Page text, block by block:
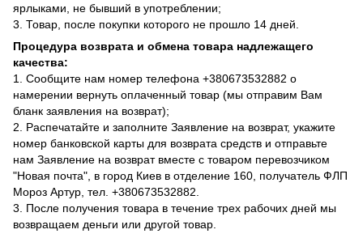
ярлыками, не бывший в употреблении;
3. Товар, после покупки которого не прошло 14 дней.
Процедура возврата и обмена товара надлежащего
качества:
1. Сообщите нам номер телефона +380673532882 о
намерении вернуть оплаченный товар (мы отправим Вам
бланк заявления на возврат);
2. Распечатайте и заполните Заявление на возврат, укажите
номер банковской карты для возврата средств и отправьте
нам Заявление на возврат вместе с товаром перевозчиком
"Новая почта", в город Киев в отделение 160, получатель ФЛП
Мороз Артур, тел. +380673532882.
3. После получения товара в течение трех рабочих дней мы
возвращаем деньги или другой товар.